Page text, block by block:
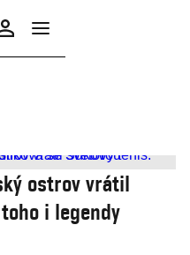
ostrov vrátil
i legendy